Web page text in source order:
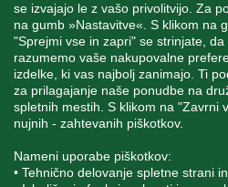
se izvajajo le z vašo privolitvijo. Za
na gumb »Nastavitve«. S klikom na
"Sprejmi vse in zapri" se strinjate,
razumemo vaše nakupovalne
izdelke, ki vas najbolj zanimajo. Ti
za prilagajanje naše ponudbe na
spletnih mestih. S klikom na "Zavrni
nujnih - zahtevanih piškotkov.
Nameni uporabe piškotkov:
• Tehnično delovanje spletne strani
+386 1